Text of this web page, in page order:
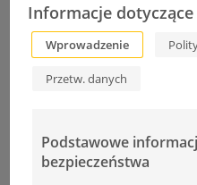
Informacje
Wprowadzenie
Przetw. danych
Podstawowe
bezpieczeństwa